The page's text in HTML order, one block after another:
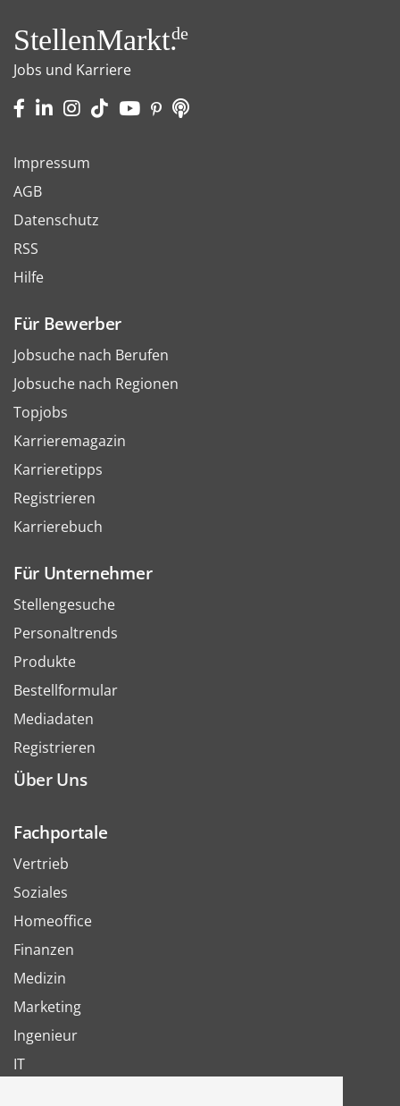
StellenMarkt.de
Jobs und Karriere
Impressum
AGB
Datenschutz
RSS
Hilfe
Für Bewerber
Jobsuche nach Berufen
Jobsuche nach Regionen
Topjobs
Karrieremagazin
Karrieretipps
Registrieren
Karrierebuch
Für Unternehmer
Stellengesuche
Personaltrends
Produkte
Bestellformular
Mediadaten
Registrieren
Über Uns
Fachportale
Vertrieb
Soziales
Homeoffice
Finanzen
Medizin
Marketing
Ingenieur
IT